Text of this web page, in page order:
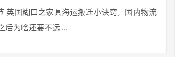
英国糊口之家具海运搬迁小诀窍，国内物流
后为啥还要不远 ...